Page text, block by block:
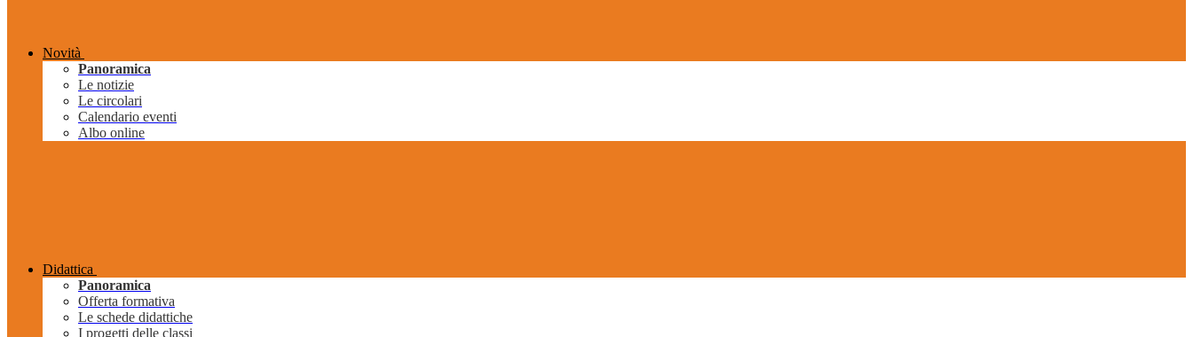
Novità
Panoramica
Le notizie
Le circolari
Calendario eventi
Albo online
Didattica
Panoramica
Offerta formativa
Le schede didattiche
I progetti delle classi